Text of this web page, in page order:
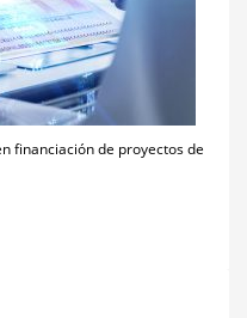
financiación de proyectos de